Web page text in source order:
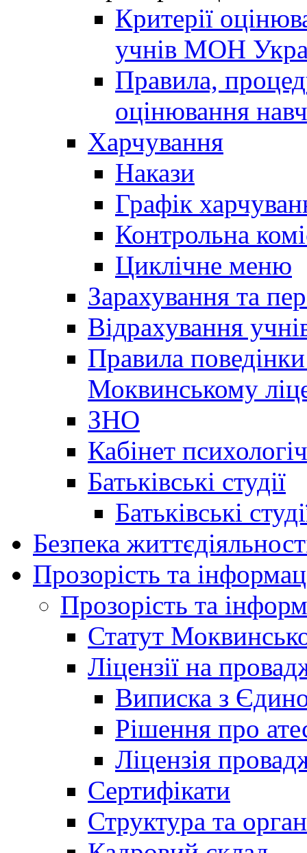
Критерії
учнів МОН
Правила,
оцінювання
Харчування
Накази
Графік
Контрольна
Циклічне меню
Зарахування та
Відрахування
Правила
Моквинському
ЗНО
Кабінет
Батьківські студії
Батьківські
Безпека
Прозорість та
Прозорість та
Статут
Ліцензії на
Виписка з
Рішення про
Ліцензія
Сертифікати
Структура та